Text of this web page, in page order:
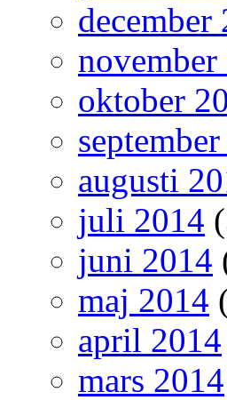
december
november
oktober
augusti
juli 2014
juni 2014
maj 2014
april 2014
mars 2014